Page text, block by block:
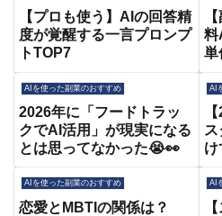
【プロも使う】AIの回答精
度が覚醒する一言プロンプ
トTOP7
料
単
【
AIを使った副業のおすすめ
2026年に「フードトラッ
クでAI活用」が現実になる
とは思ってなかった😭👀
AI
け
AIを使った副業のおすすめ
恋愛とMBTIの関係は？
AI